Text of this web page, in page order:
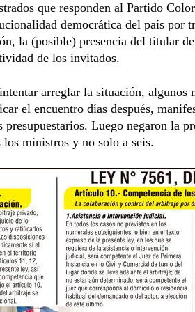
que responden al Partido
democrática del país por
la (posible) presencia del titular
de los invitados.
arreglar la situación, algunos
el encuentro días después,
presupuestarios. Luego negaron la
los ministros y no solo a seis.